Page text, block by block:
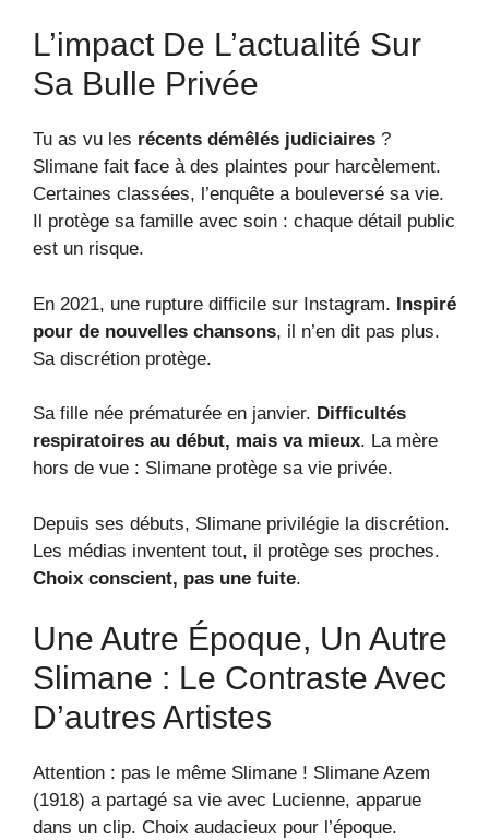
L’impact De L’actualité Sur
Sa Bulle Privée
Tu as vu les récents démêlés judiciaires ?
Slimane fait face à des plaintes pour harcèlement.
Certaines classées, l’enquête a bouleversé sa vie.
Il protège sa famille avec soin : chaque détail public
est un risque.
En 2021, une rupture difficile sur Instagram. Inspiré
pour de nouvelles chansons, il n’en dit pas plus.
Sa discrétion protège.
Sa fille née prématurée en janvier. Difficultés
respiratoires au début, mais va mieux. La mère
hors de vue : Slimane protège sa vie privée.
Depuis ses débuts, Slimane privilégie la discrétion.
Les médias inventent tout, il protège ses proches.
Choix conscient, pas une fuite.
Une Autre Époque, Un Autre
Slimane : Le Contraste Avec
D’autres Artistes
Attention : pas le même Slimane ! Slimane Azem
(1918) a partagé sa vie avec Lucienne, apparue
dans un clip. Choix audacieux pour l’époque.